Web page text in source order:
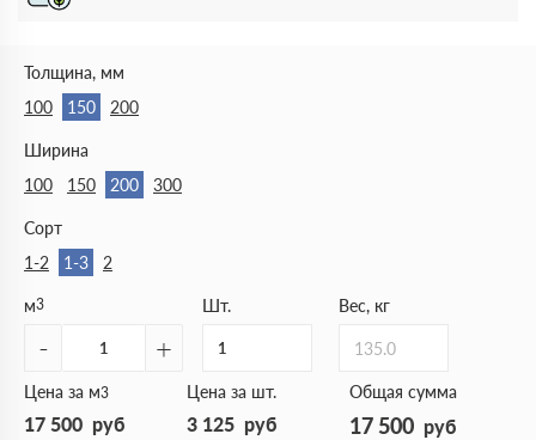
Толщина, мм
100
150 200
Ширина
100
150 200 300
Сорт
1-2
1-3 2
м3
- +
Шт. Вес, кг
135.0
Цена за м3
17 500 руб
Цена за шт.
3 125 руб
Общая сумма
17 500 руб